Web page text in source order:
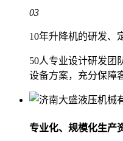
03
10年升降机的研发、
50人专业设计研发团
设备方案，充分保障
专业化、规模化生产